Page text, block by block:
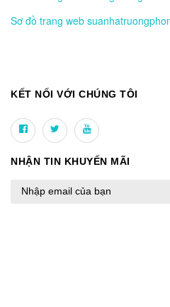
Sơ đồ trang web
KẾT NỐI VỚI CHÚNG TÔI
NHẬN TIN KHUYẾN MÃI